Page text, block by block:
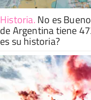
Historia.No es
de Argentina tiene
es su historia?